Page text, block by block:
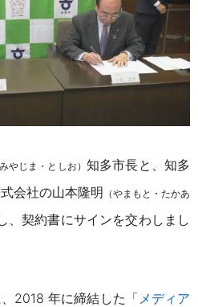
みやじま・としお）知多市長と、知多
会社の山本隆明 （やまもと・たかあ
、契約書にサインを交わしまし
2018 年に締結した「 メディア